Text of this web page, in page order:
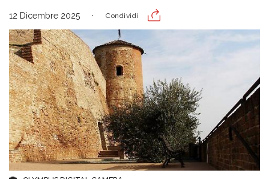
12 Dicembre 2025 Condividi